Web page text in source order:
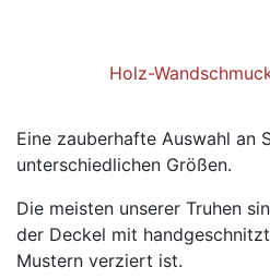
Holz-
Eine zauberhafte Auswahl an
unterschiedlichen Größen.
Die meisten unserer Truhen
der Deckel mit
Mustern verziert ist.